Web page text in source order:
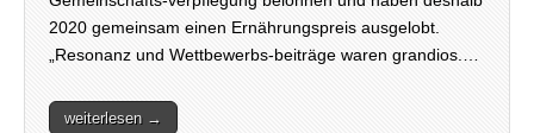
2020 gemeinsam einen Ernährungspreis ausgelobt.
„Resonanz und Wettbewerbs-beiträge waren grandios.…
weiterlesen →